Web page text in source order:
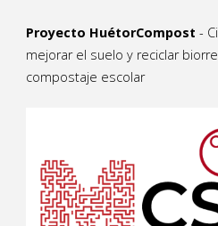
Proyecto HuétorCompost -
mejorar el suelo y reciclar
compostaje escolar